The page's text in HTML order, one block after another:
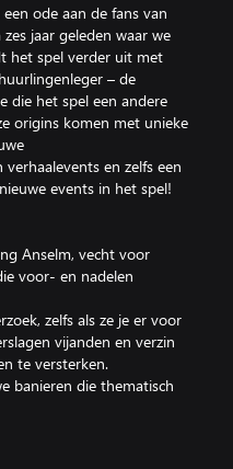
ode aan de fans van
jaar geleden waar we
het spel verder uit met
– de
die het spel een andere
origins komen met unieke
en zelfs een
events in het spel!
Anselm, vecht voor
voor- en nadelen
zelfs als ze je er voor
vijanden en verzin
te versterken.
banieren die thematisch